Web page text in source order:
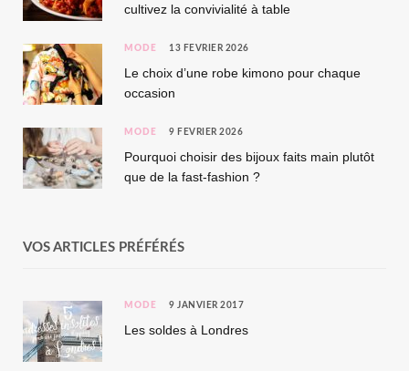
cultivez la convivialité à table
MODE 13 FÉVRIER 2026
Le choix d’une robe kimono pour chaque
occasion
MODE 9 FÉVRIER 2026
Pourquoi choisir des bijoux faits main plutôt
que de la fast-fashion ?
VOS ARTICLES PRÉFÉRÉS
MODE 9 JANVIER 2017
Les soldes à Londres